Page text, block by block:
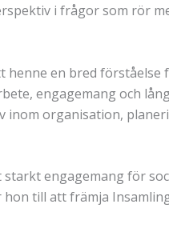
i frågor som rör
henne en bred förståelse
engagemang och
inom organisation,
engagemang för
till att främja